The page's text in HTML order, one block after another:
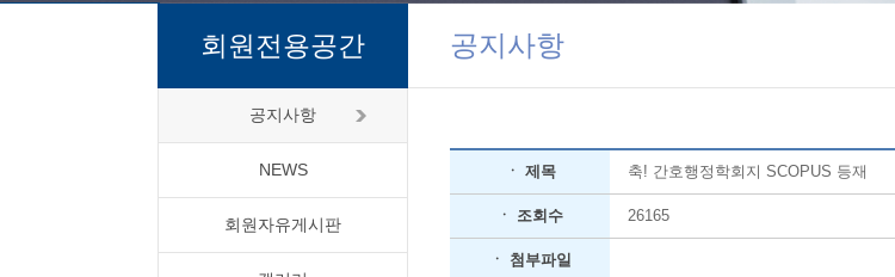
회원전용공간
공지사항
NEWS
회원자유게시판
공지사항
ㆍ 제목 축! 간호행정학회지 SCOPUS 등재
ㆍ 조회수 26165
ㆍ 첨부파일